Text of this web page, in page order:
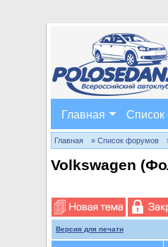
Главная
Главная » Список форумов
Volkswagen
Версия для печати